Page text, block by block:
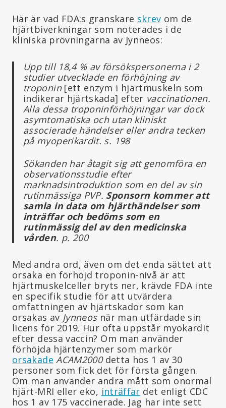
Här är vad FDA:s granskare skrev om de
hjärtbiverkningar som noterades i de
kliniska prövningarna av Jynneos:
Upp till 18,4 % av försökspersonerna i 2
studier utvecklade en förhöjning av
troponin [ett enzym i hjärtmuskeln som
indikerar hjärtskada] efter vaccinationen.
Alla dessa troponinförhöjningar var dock
asymtomatiska och utan kliniskt
associerade händelser eller andra tecken
på myoperikardit. s. 198
Sökanden har åtagit sig att genomföra en
observationsstudie efter
marknadsintroduktion som en del av sin
rutinmässiga PVP. Sponsorn kommer att
samla in data om hjärthändelser som
inträffar och bedöms som en
rutinmässig del av den medicinska
vården. p. 200
Med andra ord, även om det enda sättet att
orsaka en förhöjd troponin-nivå är att
hjärtmuskelceller bryts ner, krävde FDA inte
en specifik studie för att utvärdera
omfattningen av hjärtskador som kan
orsakas av Jynneosnär man utfärdade sin
licens för 2019. Hur ofta uppstår myokardit
efter dessa vaccin? Om man använder
förhöjda hjärtenzymer som markör
orsakade ACAM2000detta hos 1 av 30
personer som fick det för första gången.
Om man använder andra mått som onormal
hjärt-MRI eller eko, inträffar det enligt CDC
hos 1 av 175 vaccinerade. Jag har inte sett